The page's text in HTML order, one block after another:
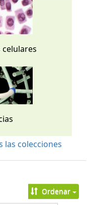
las colecciones
Ordenar